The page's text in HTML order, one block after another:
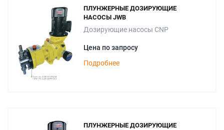
ПЛУНЖЕРНЫЕ ДОЗИРУЮЩИЕ
НАСОСЫ JWB
Дозирующие насосы CNP
Цена по запросу
Подробнее
ПЛУНЖЕРНЫЕ ДОЗИРУЮЩИЕ